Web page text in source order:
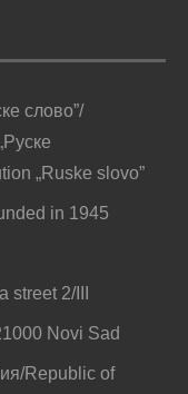
слово”/
„Ruske slovo”
in 1945
2/III
Novi Sad
Republic of